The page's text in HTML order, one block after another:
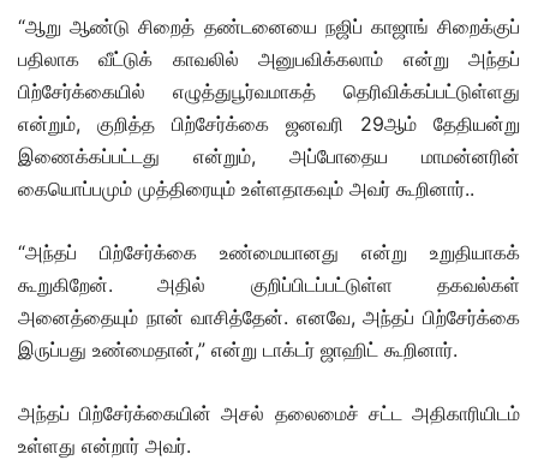
“ஆறு ஆண்டு சிறைத் தண்டனையை நஜிப் காஜாங் சிறைக்குப்
பதிலாக வீட்டுக் காவலில் அனுபவிக்கலாம் என்று அந்தப்
பிற்சேர்க்கையில் எழுத்துபூர்வமாகத் தெரிவிக்கப்பட்டுள்ளது
என்றும், குறித்த பிற்சேர்க்கை ஜனவரி 29ஆம் தேதியன்று
இணைக்கப்பட்டது என்றும், அப்போதைய மாமன்னரின்
கையொப்பமும் முத்திரையும் உள்ளதாகவும் அவர் கூறினார்..
“அந்தப் பிற்சேர்க்கை உண்மையானது என்று உறுதியாகக்
கூறுகிறேன். அதில் குறிப்பிடப்பட்டுள்ள தகவல்கள்
அனைத்தையும் நான் வாசித்தேன். எனவே, அந்தப் பிற்சேர்க்கை
இருப்பது உண்மைதான்,” என்று டாக்டர் ஜாஹிட் கூறினார்.
அந்தப் பிற்சேர்க்கையின் அசல் தலைமைச் சட்ட அதிகாரியிடம்
உள்ளது என்றார் அவர்.